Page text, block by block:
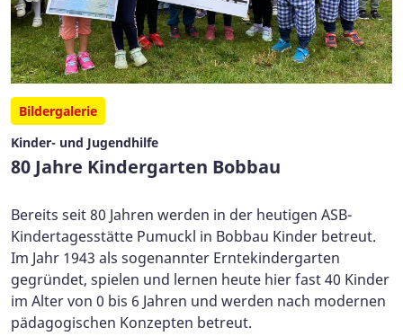
Bildergalerie
Kinder- und Jugendhilfe
80 Jahre Kindergarten Bobbau
Bereits seit 80 Jahren werden in der heutigen ASB-
Kindertagesstätte Pumuckl in Bobbau Kinder betreut.
Im Jahr 1943 als sogenannter Erntekindergarten
gegründet, spielen und lernen heute hier fast 40 Kinder
im Alter von 0 bis 6 Jahren und werden nach modernen
pädagogischen Konzepten betreut.